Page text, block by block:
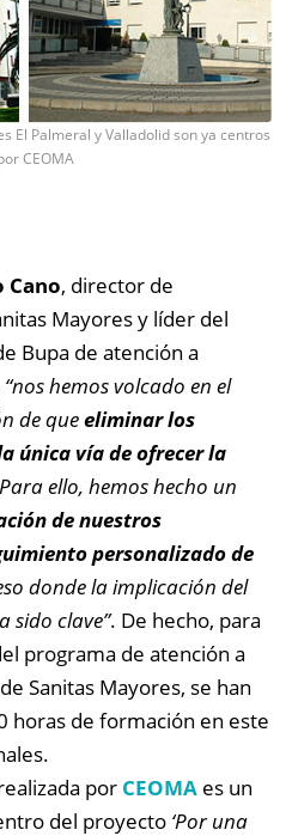
El Palmeral y Valladolid son ya centros
CEOMA
Cano, director de
Mayores y líder del
Bupa de atención a
“nos hemos volcado en el
de queeliminar los
única vía de ofrecer la
ello, hemos hecho un
de nuestros
personalizado de
donde la implicación del
sido clave”. De hecho, para
programa de atención a
Sanitas Mayores, se han
horas de formación en este
por CEOMA es un
del proyecto ‘Por una